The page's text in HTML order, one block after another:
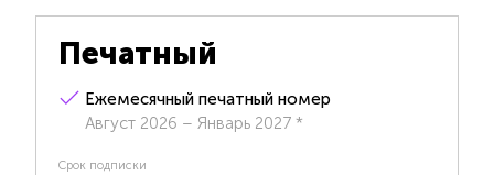
Печатный
Ежемесячный печатный номер
Август 2026 – Январь 2027 *
Срок подписки